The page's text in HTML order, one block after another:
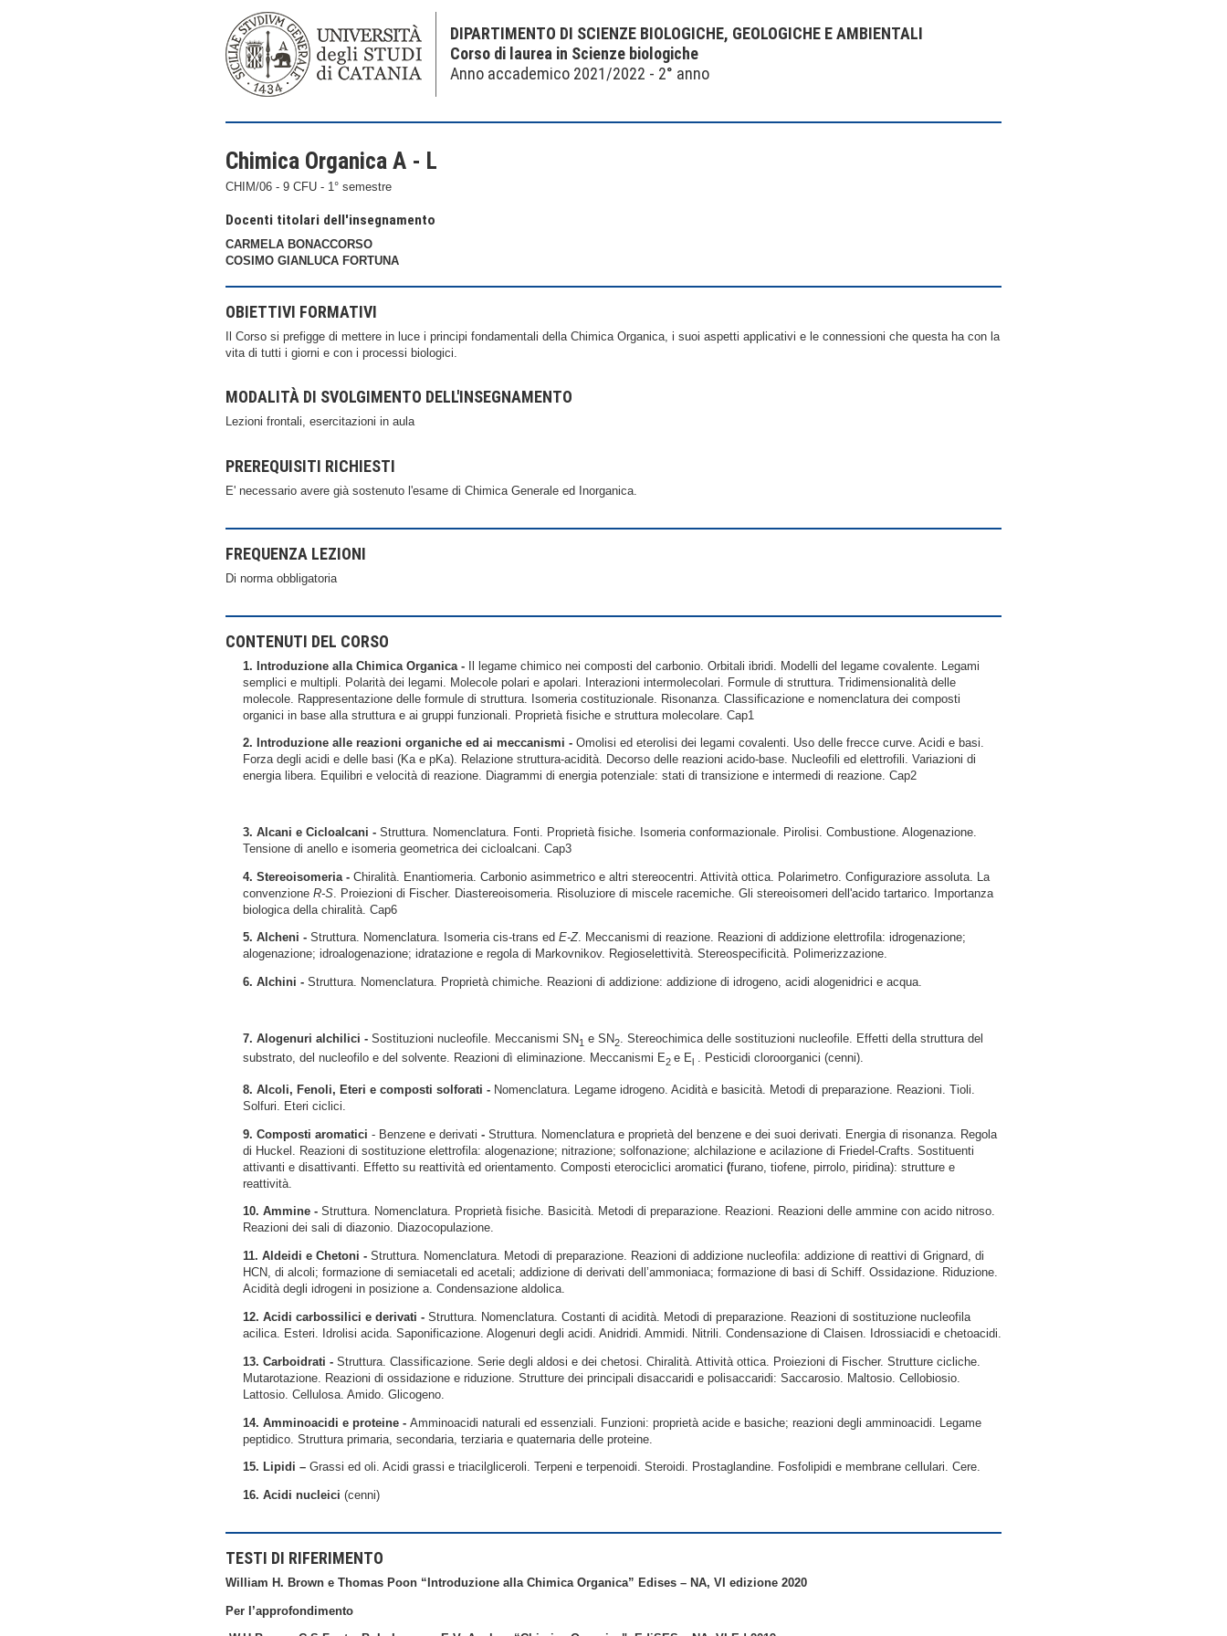
DIPARTIMENTO DI SCIENZE BIOLOGICHE, GEOLOGICHE E AMBIENTALI
Corso di laurea in Scienze biologiche
Anno accademico 2021/2022 - 2° anno
Chimica Organica A - L
CHIM/06 - 9 CFU - 1° semestre
Docenti titolari dell'insegnamento
CARMELA BONACCORSO
COSIMO GIANLUCA FORTUNA
OBIETTIVI FORMATIVI
Il Corso si prefigge di mettere in luce i principi fondamentali della Chimica Organica, i suoi aspetti applicativi e le connessioni che questa ha con la
vita di tutti i giorni e con i processi biologici.
MODALITÀ DI SVOLGIMENTO DELL'INSEGNAMENTO
Lezioni frontali, esercitazioni in aula
PREREQUISITI RICHIESTI
E' necessario avere già sostenuto l'esame di Chimica Generale ed Inorganica.
FREQUENZA LEZIONI
Di norma obbligatoria
CONTENUTI DEL CORSO
1. Introduzione alla Chimica Organica - Il legame chimico nei composti del carbonio. Orbitali ibridi. Modelli del legame covalente. Legami
semplici e multipli. Polarità dei legami. Molecole polari e apolari. Interazioni intermolecolari. Formule di struttura. Tridimensionalità delle
molecole. Rappresentazione delle formule di struttura. Isomeria costituzionale. Risonanza. Classificazione e nomenclatura dei composti
organici in base alla struttura e ai gruppi funzionali. Proprietà fisiche e struttura molecolare. Cap1
2. Introduzione alle reazioni organiche ed ai meccanismi - Omolisi ed eterolisi dei legami covalenti. Uso delle frecce curve. Acidi e basi.
Forza degli acidi e delle basi (Ka e pKa). Relazione struttura-acidità. Decorso delle reazioni acido-base. Nucleofili ed elettrofili. Variazioni di
energia libera. Equilibri e velocità di reazione. Diagrammi di energia potenziale: stati di transizione e intermedi di reazione. Cap2
3. Alcani e Cicloalcani - Struttura. Nomenclatura. Fonti. Proprietà fisiche. Isomeria conformazionale. Pirolisi. Combustione. Alogenazione.
Tensione di anello e isomeria geometrica dei cicloalcani. Cap3
4. Stereoisomeria - Chiralità. Enantiomeria. Carbonio asimmetrico e altri stereocentri. Attività ottica. Polarimetro. Configuraziore assoluta. La
convenzione R-S. Proiezioni di Fischer. Diastereoisomeria. Risoluziore di miscele racemiche. Gli stereoisomeri dell'acido tartarico. Importanza
biologica della chiralità. Cap6
5. Alcheni - Struttura. Nomenclatura. Isomeria cis-trans ed E-Z. Meccanismi di reazione. Reazioni di addizione elettrofila: idrogenazione;
alogenazione; idroalogenazione; idratazione e regola di Markovnikov. Regioselettività. Stereospecificità. Polimerizzazione.
6. Alchini - Struttura. Nomenclatura. Proprietà chimiche. Reazioni di addizione: addizione di idrogeno, acidi alogenidrici e acqua.
7. Alogenuri alchilici - Sostituzioni nucleofile. Meccanismi SN1 e SN2. Stereochimica delle sostituzioni nucleofile. Effetti della struttura del
substrato, del nucleofilo e del solvente. Reazioni dì eliminazione. Meccanismi E2 e El. Pesticidi cloroorganici (cenni).
8. Alcoli, Fenoli, Eteri e composti solforati - Nomenclatura. Legame idrogeno. Acidità e basicità. Metodi di preparazione. Reazioni. Tioli.
Solfuri. Eteri ciclici.
9. Composti aromatici - Benzene e derivati - Struttura. Nomenclatura e proprietà del benzene e dei suoi derivati. Energia di risonanza. Regola
di Huckel. Reazioni di sostituzione elettrofila: alogenazione; nitrazione; solfonazione; alchilazione e acilazione di Friedel-Crafts. Sostituenti
attivanti e disattivanti. Effetto su reattività ed orientamento. Composti eterociclici aromatici (furano, tiofene, pirrolo, piridina): strutture e
reattività.
10. Ammine - Struttura. Nomenclatura. Proprietà fisiche. Basicità. Metodi di preparazione. Reazioni. Reazioni delle ammine con acido nitroso.
Reazioni dei sali di diazonio. Diazocopulazione.
11. Aldeidi e Chetoni - Struttura. Nomenclatura. Metodi di preparazione. Reazioni di addizione nucleofila: addizione di reattivi di Grignard, di
HCN, di alcoli; formazione di semiacetali ed acetali; addizione di derivati dell’ammoniaca; formazione di basi di Schiff. Ossidazione. Riduzione.
Acidità degli idrogeni in posizione a. Condensazione aldolica.
12. Acidi carbossilici e derivati - Struttura. Nomenclatura. Costanti di acidità. Metodi di preparazione. Reazioni di sostituzione nucleofila
acilica. Esteri. Idrolisi acida. Saponificazione. Alogenuri degli acidi. Anidridi. Ammidi. Nitrili. Condensazione di Claisen. Idrossiacidi e chetoacidi.
13. Carboidrati - Struttura. Classificazione. Serie degli aldosi e dei chetosi. Chiralità. Attività ottica. Proiezioni di Fischer. Strutture cicliche.
Mutarotazione. Reazioni di ossidazione e riduzione. Strutture dei principali disaccaridi e polisaccaridi: Saccarosio. Maltosio. Cellobiosio.
Lattosio. Cellulosa. Amido. Glicogeno.
14. Amminoacidi e proteine - Amminoacidi naturali ed essenziali. Funzioni: proprietà acide e basiche; reazioni degli amminoacidi. Legame
peptidico. Struttura primaria, secondaria, terziaria e quaternaria delle proteine.
15. Lipidi –Grassi ed oli. Acidi grassi e triacilgliceroli. Terpeni e terpenoidi. Steroidi. Prostaglandine. Fosfolipidi e membrane cellulari. Cere.
16. Acidi nucleici (cenni)
TESTI DI RIFERIMENTO
William H. Brown e Thomas Poon “Introduzione alla Chimica Organica” Edises – NA, VI edizione 2020
Per l’approfondimento